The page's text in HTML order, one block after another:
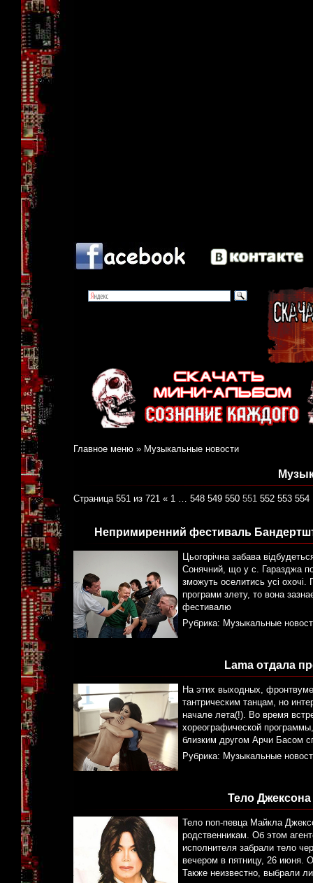
Главное меню » Музыкальные новости
Страница 551 из 721 « 1 … 548 549 550 551 552 553 554
Непримиренний фестиваль
Цьогорічна забава
Сонячний, що у с. Гаразджа
зможуть оселитись усі
програми злету, то вона
фестивалю
Рубрика: Музыкальные
Lama отдала
На этих выходных,
тантрическим танцам, но
начале лета(!). Во время
хореографической
близким другом Арчи Басом
Рубрика: Музыкальные
Тело
Тело поп-певца Майкла
родственникам. Об этом
исполнителя забрали тело
вечером в пятницу, 26 июня.
Также неизвестно, выбрали